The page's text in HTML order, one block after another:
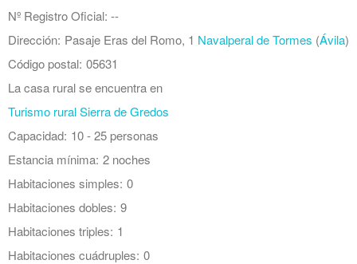
Nº Registro Oficial: --
Dirección: Pasaje Eras del Romo, 1 Navalperal de Tormes (Ávila)
Código postal: 05631
La casa rural se encuentra en
Turismo rural Sierra de Gredos
Capacidad: 10 - 25 personas
Estancia mínima: 2 noches
Habitaciones simples: 0
Habitaciones dobles: 9
Habitaciones triples: 1
Habitaciones cuádruples: 0